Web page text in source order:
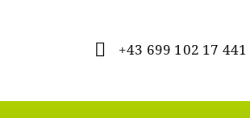
+43 699 102 17 441